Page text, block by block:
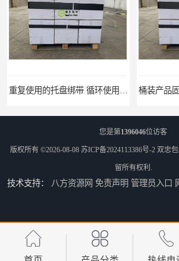
重复使用的托盘绑带 循环使用 固永包材 桶装产品固定带 拉紧力好 固永包材
托盘运输网兜 固永包材 托盘
您是第1396046位访客
版权所有 ©2026-08-08 苏ICP备2024113386号-2 双忠
留所有权利.
技术支持： 八方资源网 免责声明 管理员入口